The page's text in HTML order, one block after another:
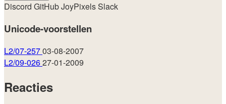
Discord GitHubJoyPixelsSlack
Unicode-voorstellen
L2/07-25703-08-2007
L2/09-02627-01-2009
Reacties